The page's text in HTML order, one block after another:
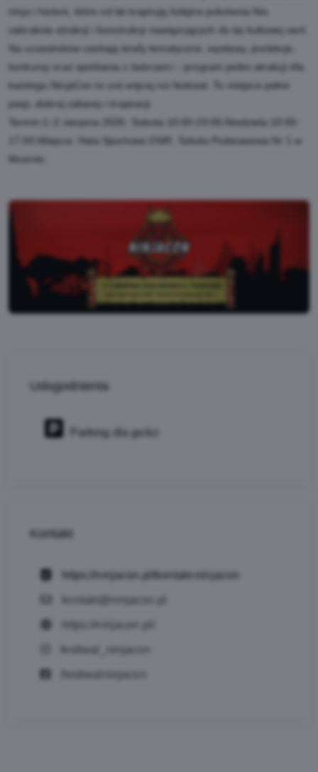
ninja i historii, które od lat inspirują kolejne pokolenia.Nie
zabraknie atrakcji i konstrukcji nawiązujących do tej kultowej serii.
Na uczestników czekają strefy tematyczne, wystawy, prelekcje,
konkursy oraz spotkania z twórcami – program pełen atrakcji dla
każdego.NinjaCon to coś więcej niż festiwal. To miejsce pełne
pasji, dobrej zabawy i inspiracji.
Termin:1–2 sierpnia 2026. Sobota:10:00-20:00.Niedziela:10:00-
17:00.Miejsce: Hala Sportowa OSiR. Szkoła Podstawowa Nr 1 w
Mosinie.
Udogodnienia
Parking dla gości
Kontakt
https://ninjacon.pl/kontakt-ninjacon
festiwal_ninjacon
/festiwalninjacon